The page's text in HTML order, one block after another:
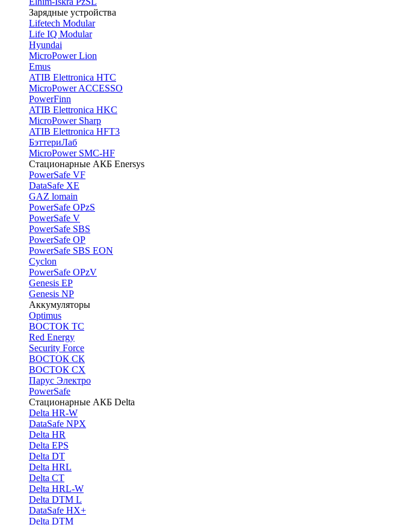
Зарядные устройства
Lifetech Modular
Life IQ Modular
Hyundai
MicroPower Lion
Emus
ATIB Elettronica HTC
MicroPower ACCESSO
PowerFinn
ATIB Elettronica HKC
MicroPower Sharp
ATIB Elettronica HFT3
БэттериЛаб
MicroPower SMC-HF
Стационарные АКБ Enersys
PowerSafe VF
DataSafe XE
GAZ lomain
PowerSafe OPzS
PowerSafe V
PоwerSafe SBS
PowerSafe OP
PоwerSafe SBS EON
Cyclon
PowerSafe OPzV
Genesis EP
Genesis NP
Аккумуляторы
Optimus
ВОСТОК ТС
Red Energy
Security Force
ВОСТОК СК
ВОСТОК СХ
Парус Электро
PowerSafe
Стационарные АКБ Delta
Delta HR-W
DataSafe NPX
Delta HR
Delta EPS
Delta DT
Delta HRL
Delta CT
Delta HRL-W
Delta DTM L
DataSafe HX+
Delta DTM